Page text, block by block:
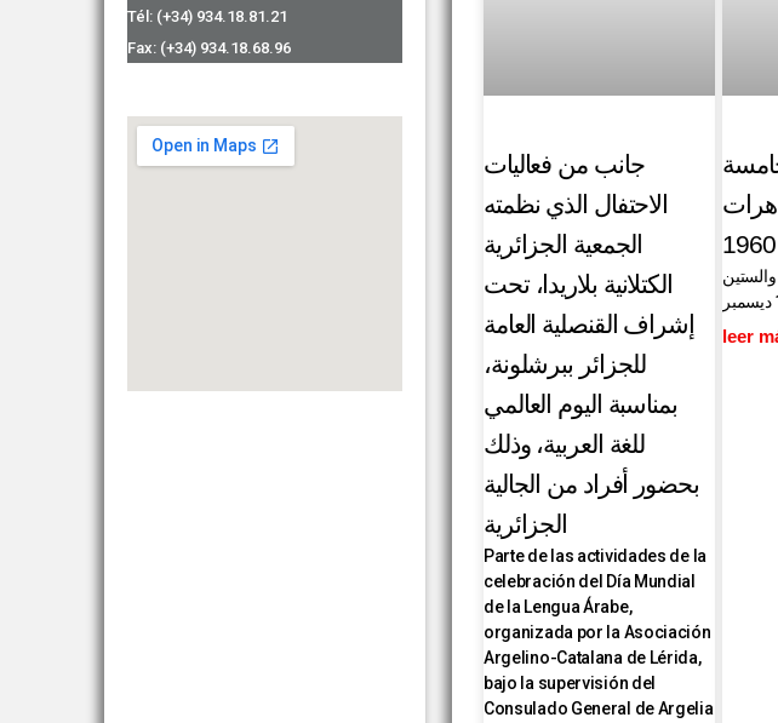
Tél: (+34) 934.18.81.21
Fax: (+34) 934.18.68.96
جانب من فعاليات
الاحتفال الذي نظمته
الجمعية الجزائرية
الكتلانية بلاريدا، تحت
إشراف القنصلية العامة
للجزائر ببرشلونة،
بمناسبة اليوم العالمي
للغة العربية، وذلك
بحضور أفراد من الجالية
الجزائرية
Parte de las actividades de la
celebración del Día Mundial
de la Lengua Árabe,
organizada por la Asociación
Argelino-Catalana de Lérida,
bajo la supervisión del
Consulado General de Argelia
لمظاهرات
leer